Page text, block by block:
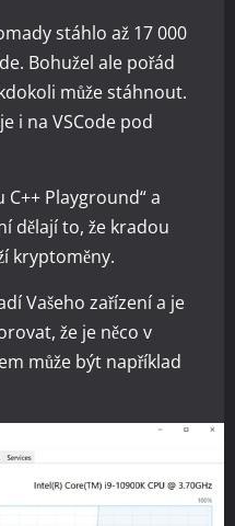
stáhlo až 17 000
Bohužel ale pořád
může stáhnout.
i na VSCode pod
C++ Playground“ a
dělají to, že kradou
kryptoměny.
Vašeho zařízení a je
že je něco v
může být například